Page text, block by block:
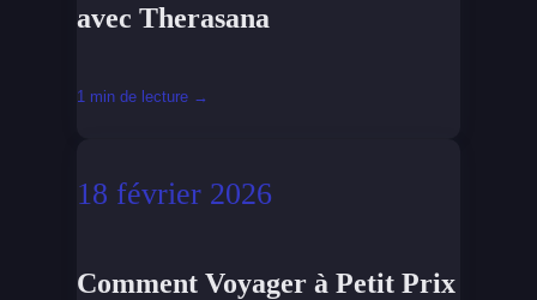
avec Therasana
1 min de lecture →
18 février 2026
Comment Voyager à Petit Prix